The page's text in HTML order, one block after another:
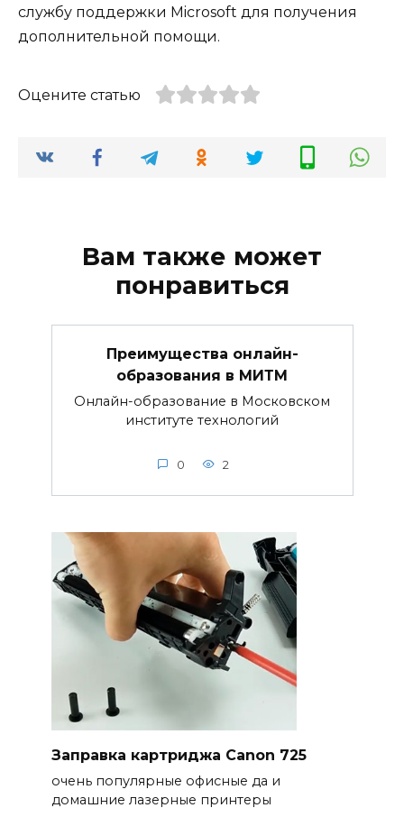
службу поддержки Microsoft для получения
дополнительной помощи.
Оцените статью
Вам также может
понравиться
Преимущества онлайн-
образования в МИТМ
Онлайн-образование в Московском
институте технологий
0 2
Заправка картриджа Canon 725
очень популярные офисные да и
домашние лазерные принтеры